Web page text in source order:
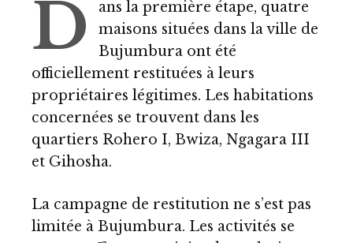
D
ans la première étape, quatre
maisons situées dans la ville de
Bujumbura ont été
officiellement restituées à leurs
propriétaires légitimes. Les habitations
concernées se trouvent dans les
quartiers Rohero I, Bwiza, Ngagara III
et Gihosha.
La campagne de restitution ne s’est pas
limitée à Bujumbura. Les activités se